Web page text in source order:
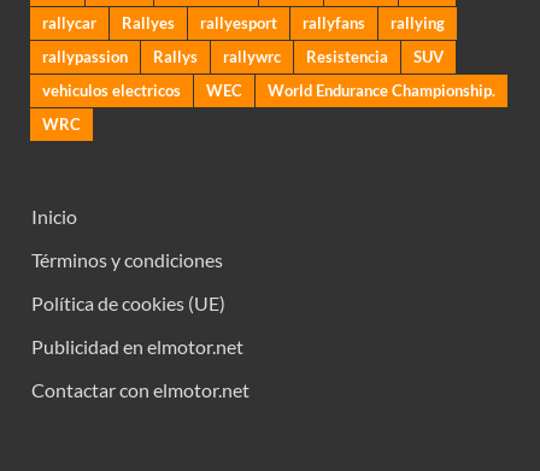
rallycar
Rallyes rallyesport rallyfans
rallying
rallypassion
Rallys rallywrc Resistencia
SUV
vehiculos electricos
WEC
World Endurance Championship.
WRC
Inicio
Términos y condiciones
Política de cookies (UE)
Publicidad en elmotor.net
Contactar con elmotor.net